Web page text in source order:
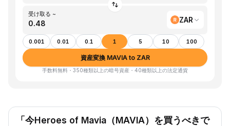
受け取る ~
ZAR
0.001 0.01 0.1 1 5 10 100
資産変換 MAVIA to ZAR
手数料無料・350種類以上の暗号資産・40種類以上の法定通貨
「今Heroes of Mavia（MAVIA）を買うべきで